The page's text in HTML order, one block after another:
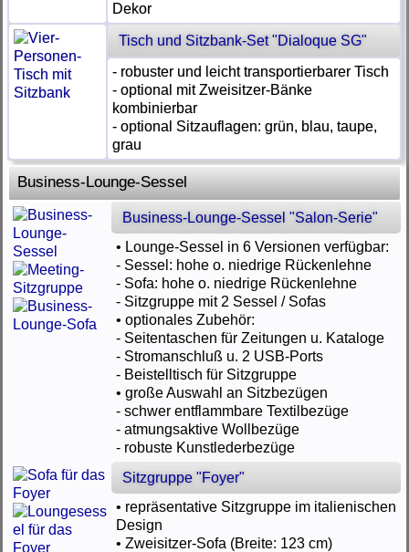
Dekor
Tisch und Sitzbank-Set "Dialoque SG"
- robuster und leicht transportierbarer Tisch
- optional mit Zweisitzer-Bänke
kombinierbar
- optional Sitzauflagen: grün, blau, taupe,
grau
Business-Lounge-Sessel
Business-Lounge-Sessel "Salon-Serie"
• Lounge-Sessel in 6 Versionen verfügbar:
- Sessel: hohe o. niedrige Rückenlehne
- Sofa: hohe o. niedrige Rückenlehne
- Sitzgruppe mit 2 Sessel / Sofas
• optionales Zubehör:
- Seitentaschen für Zeitungen u. Kataloge
- Stromanschluß u. 2 USB-Ports
- Beistelltisch für Sitzgruppe
• große Auswahl an Sitzbezügen
- schwer entflammbare Textilbezüge
- atmungsaktive Wollbezüge
- robuste Kunstlederbezüge
Sitzgruppe "Foyer"
• repräsentative Sitzgruppe im italienischen
Design
• Zweisitzer-Sofa (Breite: 123 cm)